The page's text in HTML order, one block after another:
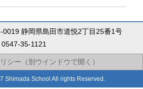
0019 静岡県島田市道悦2丁目25番1号
35-1121
シー（別ウインドウで開く）
Shimada School All rights Reserved.